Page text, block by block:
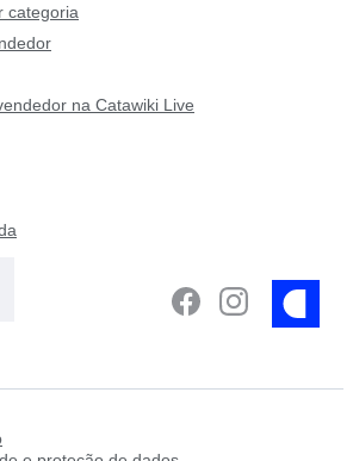
categoria
na Catawiki Live